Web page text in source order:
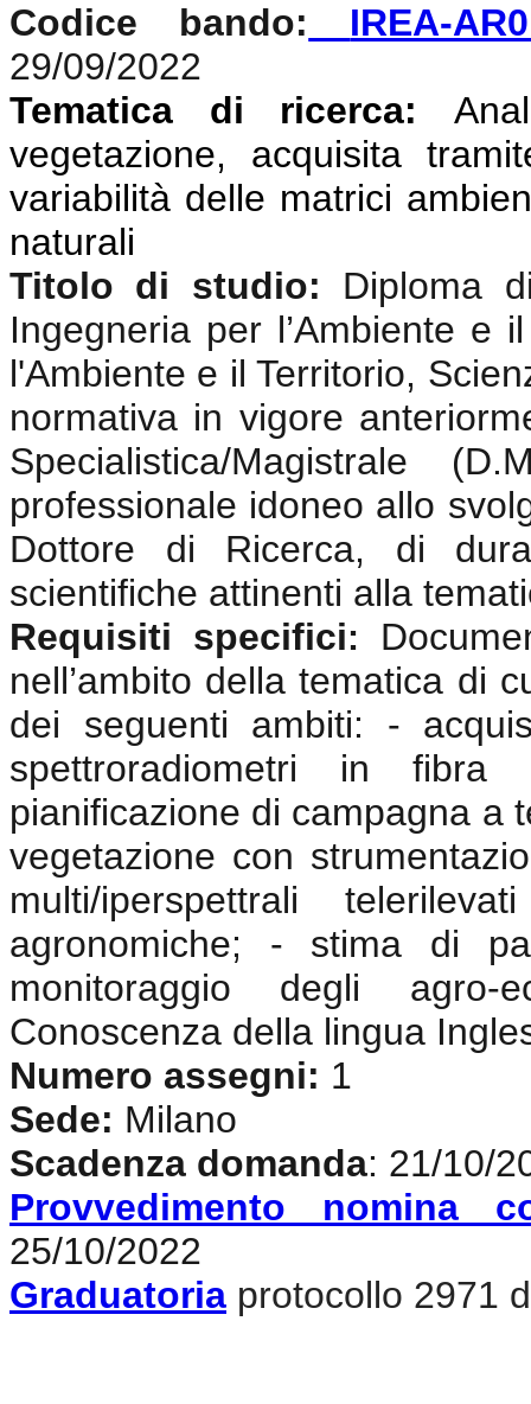
Codice bando:
IREA-
29/09/2022
Tematica di ricerca:
vegetazione, acquisita
variabilità delle matrici
naturali
Titolo di studio:
Diploma
Ingegneria per l’Ambiente e
l'Ambiente e il Territorio,
normativa in vigore
Specialistica/Magistrale
professionale idoneo allo
Dottore di Ricerca, di
scientifiche attinenti alla
Requisiti specifici:
nell’ambito della tematica di
dei seguenti ambiti: -
spettroradiometri in fibra
pianificazione di campagna a
vegetazione con
multi/iperspettrali
agronomiche; - stima di
monitoraggio degli agro-
Conoscenza della lingua
Numero assegni: 1
Sede: Milano
Scadenza domanda: 21/10/
Provvedimento nomina
25/10/2022
Graduatoria protocollo 2971